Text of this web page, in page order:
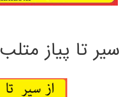
سیر تا پیاز متلب MATLAB